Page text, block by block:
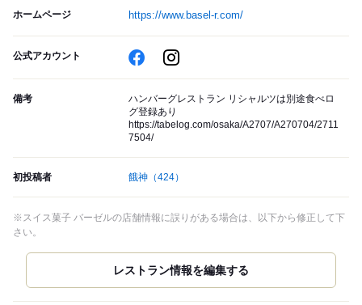
ホームページ https://www.basel-r.com/
公式アカウント
備考
ハンバーグレストラン リシャルツは別途食べロ
グ登録あり
https://tabelog.com/osaka/A2707/A270704/2711
7504/
初投稿者 餓神 （424）
※スイス菓子 バーゼルの店舗情報に誤りがある場合は、以下から修正して下
さい。